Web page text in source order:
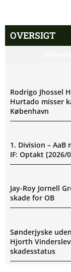
OVERSIGT
Rodrigo Jhossel
Hurtado misser
København
1. Division – AaB
IF: Optakt [2026/
Jay-Roy Jornell
skade for OB
Sønderjyske
Hjorth
skadesstatus